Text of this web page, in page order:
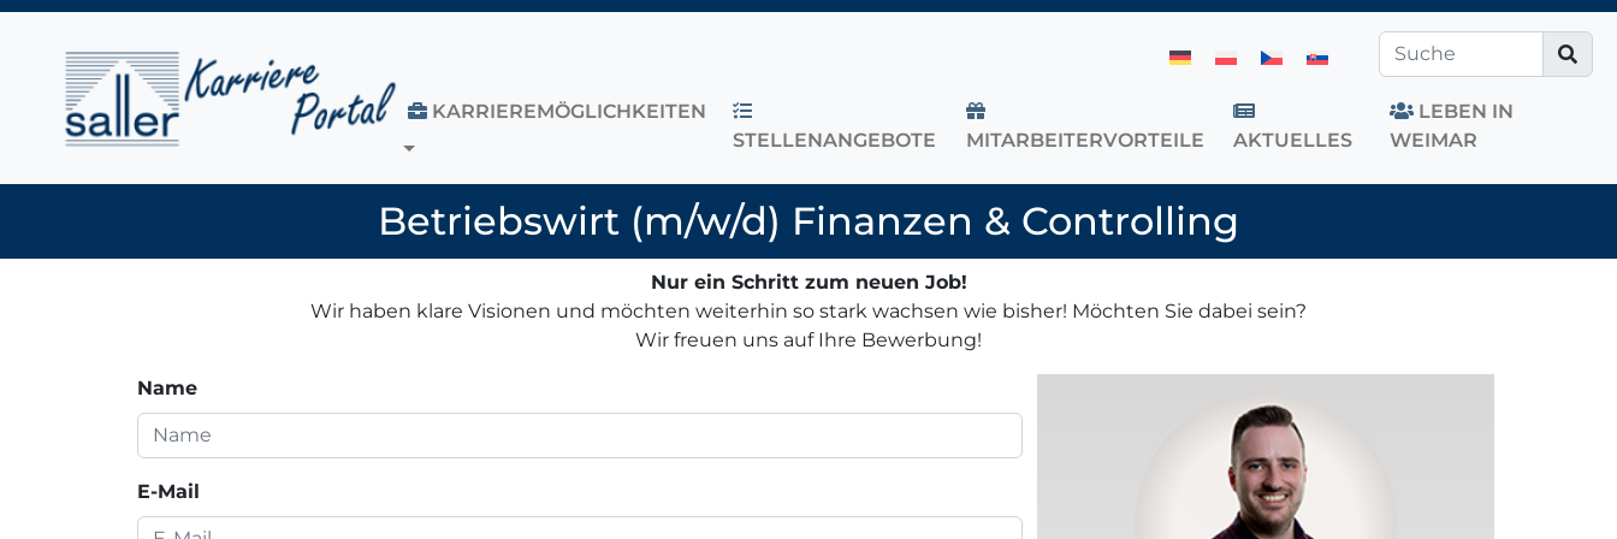
KARRIEREMÖGLICHKEITEN
TOGGLE DROPDOWN
STELLENANGEBOTE MITARBEITERVORTEILE AKTUELLES
LEBEN IN
WEIMAR
Betriebswirt (m/w/d) Finanzen & Controlling
Nur ein Schritt zum neuen Job!
Wir haben klare Visionen und möchten weiterhin so stark wachsen wie bisher! Möchten Sie dabei sein?
Wir freuen uns auf Ihre Bewerbung!
Name
E-Mail